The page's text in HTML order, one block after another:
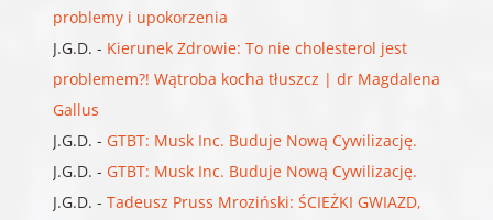
problemy i upokorzenia
J.G.D. - Kierunek Zdrowie: To nie cholesterol jest
problemem?! Wątroba kocha tłuszcz | dr Magdalena
Gallus
J.G.D. - GTBT: Musk Inc. Buduje Nową Cywilizację.
J.G.D. - GTBT: Musk Inc. Buduje Nową Cywilizację.
J.G.D. - Tadeusz Pruss Mroziński: ŚCIEŻKI GWIAZD,